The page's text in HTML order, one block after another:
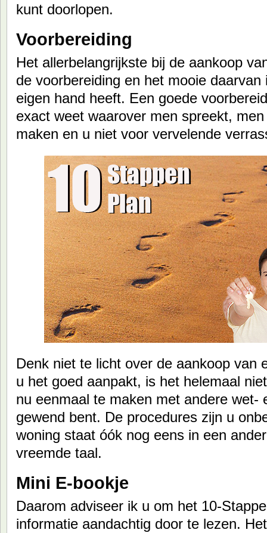
kunt doorlopen.
Voorbereiding
Het allerbelangrijkste bij de aankoop
de voorbereiding en het mooie
eigen hand heeft. Een goede
exact weet waarover men spreekt,
maken en u niet voor vervelende
Denk niet te licht over de aankoop van
u het goed aanpakt, is het helemaal
nu eenmaal te maken met andere wet-
gewend bent. De procedures zijn u
woning staat óók nog eens in een
vreemde taal.
Mini E-bookje
Daarom adviseer ik u om het 10-
informatie aandachtig door te lezen.